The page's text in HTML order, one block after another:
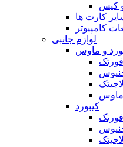
و کیس
کارت ها
کامپیوتر
لوازم جانبی
و ماوس
ماوس
کیبورد